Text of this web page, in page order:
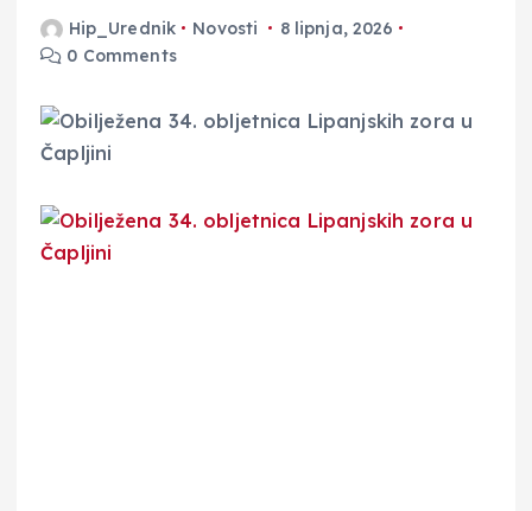
Hip_Urednik Novosti
8 lipnja, 2026
0 Comments